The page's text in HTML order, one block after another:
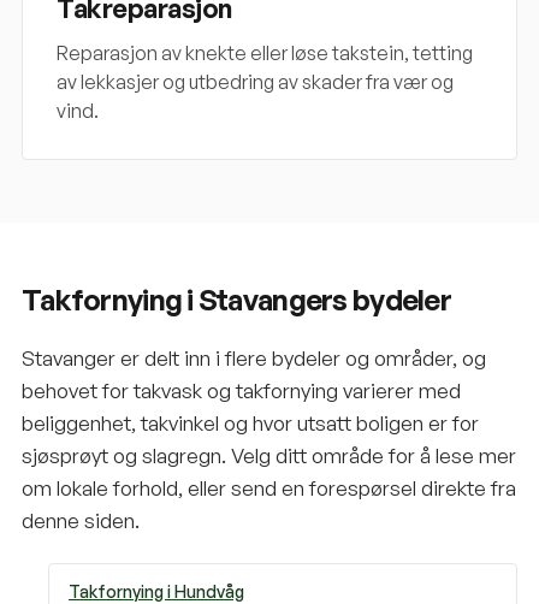
Takreparasjon
Reparasjon av knekte eller løse takstein, tetting
av lekkasjer og utbedring av skader fra vær og
vind.
Takfornying i Stavangers bydeler
Stavanger er delt inn i flere bydeler og områder, og
behovet for takvask og takfornying varierer med
beliggenhet, takvinkel og hvor utsatt boligen er for
sjøsprøyt og slagregn. Velg ditt område for å lese mer
om lokale forhold, eller send en forespørsel direkte fra
denne siden.
Takfornying iHundvåg